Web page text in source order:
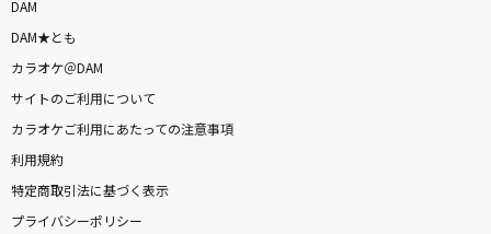
DAM
DAM★とも
カラオケ＠DAM
サイトのご利用について
カラオケご利用にあたっての注意事項
利用規約
特定商取引法に基づく表示
プライバシーポリシー